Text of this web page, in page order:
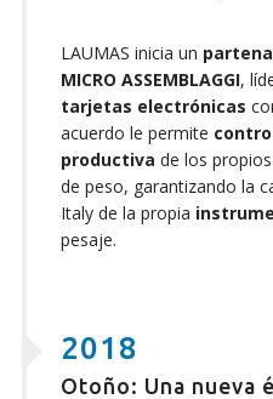
LAUMAS inicia un
MICRO ASSEMBLAGGI,
tarjetas electrónicas
acuerdo le permite
productiva de los
de peso, garantizando la
Italy de la propia
pesaje.
2018
Otoño: Una nueva